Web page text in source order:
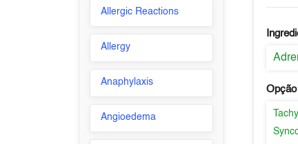
Allergic Reactions
Allergy
Anaphylaxis
Angioedema